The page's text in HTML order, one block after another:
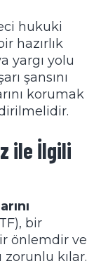
hukuki
hazırlık
yargı yolu
şansını
korumak
ile İlgili
bir
önlemdir ve
zorunlu kılar.